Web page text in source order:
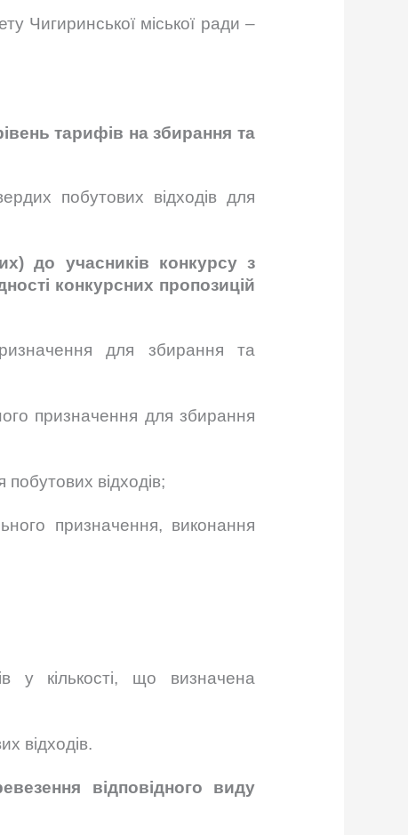
Чигиринської міської ради –
тарифів на збирання та
побутових відходів для
до учасників конкурсу з
конкурсних пропозицій
для збирання та
призначення для збирання
відходів;
призначення, виконання
у кількості, що визначена
відходів.
відповідного виду